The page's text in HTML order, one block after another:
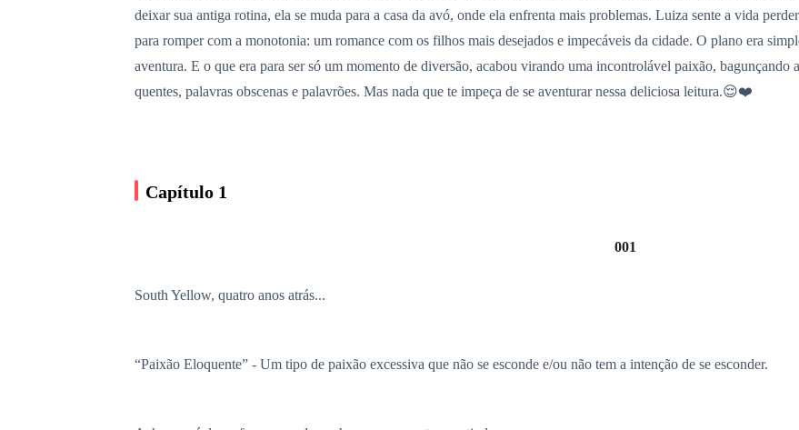
deixar sua antiga rotina, ela se muda para a casa da avó, onde ela enfrenta mais problemas. Luiza sente a vida
para romper com a monotonia: um romance com os filhos mais desejados e impecáveis da cidade. O plano era
aventura. E o que era para ser só um momento de diversão, acabou virando uma incontrolável paixão,
quentes, palavras obscenas e palavrões. Mas nada que te impeça de se aventurar nessa deliciosa leitura.😌❤️
Capítulo 1
001
South Yellow, quatro anos atrás...
“Paixão Eloquente” - Um tipo de paixão excessiva que não se esconde e/ou não tem a intenção de se esconder.